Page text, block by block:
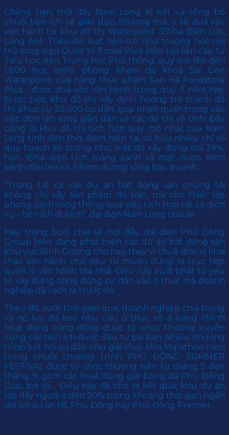
Chẳng hạn, mới đây Nam Long kí kết và công bố
chuỗi tiện ích về giáo dục, thương mại, y tế đưa vào
vận hành tại khu đô thị Waterpoint 355ha (Bến Lức,
Long An). Theo đó, loạt tiện ích như trường học nội
trú song ngữ Quốc tế Emasi Plus (đào tạo liên cấp từ
Tiểu học đến Trung học Phổ thông, quy mô lên đến
1.800 học sinh); phòng khám đa khoa Sài Gòn
Waterpoint; cửa hàng thực phẩm San Hà Foodstore
Plus… được đưa vào vận hành trong quý 3 năm nay.
Được biết, khu đô thị này định hướng trở thành đô
thị phục vụ 30.000 cư dân, góp phần quan trọng vào
việc đón làn sóng giãn dân về các đô thị vệ tinh. Đây
cũng là khu đô thị tích hợp quy mô nhất của Nam
Long tính đến thời điểm hiện tại, sở hữu nhiều chỉ số
quy hoạch ấn tượng như mật độ xây dựng chỉ 29%,
hơn 95ha diện tích mảng xanh và mặt nước, 8km
kênh đào len lỏi, 5,8km đường sông bao quanh…
“Trong tất cả các dự án bất động sản chúng tôi
không chỉ xây sản phẩm để bán, mà còn thiết lập
phong cách sống thông qua việc tích hợp tất cả dịch
vụ – tiện ích đi kèm”, đại diện Nam Long chia sẻ.
Hay, trong buổi chia sẻ mới đây, đại diện Phú Đông
Group hiện đang phát triển các dự án bất động sản
khu vực Bình Dương cho hay, thay vì thuê đơn vị khai
thác vận hành chủ đầu tư muốn đứng ra trực tiếp
quản lý vận hành tòa nhà. Điều này xuất phát từ yếu
tố xây dựng cộng đồng cư dân vào ở thực mà doanh
nghiệp đã vạch ra trước đó.
Theo đó, suốt thời gian qua, doanh nghiệp chú trọng
và nỗ lực để kéo nhu cầu ở thực về ở bằng chính
hoạt động cộng đồng được tổ chức thường xuyên
cùng các tiện ích được đầu tư bài bản. Nhiều chương
trình kết nối cư dân như giải chạy Mini Marathon nằm
trong chuỗi chương trình PHÚ ĐÔNG SUMMER
FESTIVAL được tổ chức thường niên từ tháng 5 đến
tháng 9, gồm các hoạt động giải bóng đá Phú Đông
Cup, bơi lội… Điều này đã cho ra kết quả, khu dự án
lấp đầy người ở đến 90% trong khoảng thời gian ngắn
đối với dự án HL Phú Đông hay Phú Đông Premier.